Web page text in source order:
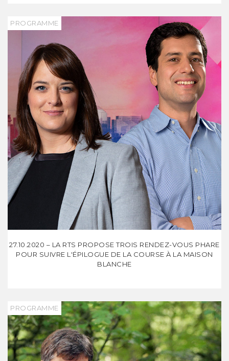
PROGRAMME
27.10.2020 – LA RTS PROPOSE TROIS RENDEZ-VOUS PHARE
POUR SUIVRE L'ÉPILOGUE DE LA COURSE À LA MAISON
BLANCHE
PROGRAMME